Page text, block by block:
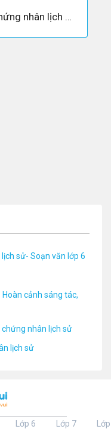
Phân tích Cầu Long Biên - Chứng nhân lịch sử
sử- Soạn văn lớp 6
cảnh sáng tác,
chứng nhân lịch sử
lịch sử
Lớp 6 Lớp 7
Lớp